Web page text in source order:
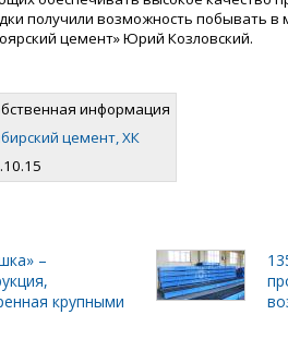
получили возможность побывать
цемент» Юрий Козловский.
информация
цемент, ХК
–
крупными